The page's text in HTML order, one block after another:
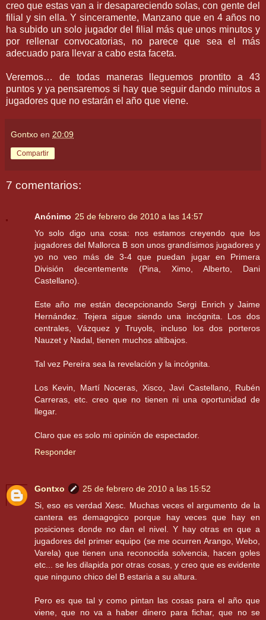
creo que estas van a ir desapareciendo solas, con gente del
filial y sin ella. Y sinceramente, Manzano que en 4 años no
ha subido un solo jugador del filial más que unos minutos y
por rellenar convocatorias, no parece que sea el más
adecuado para llevar a cabo esta faceta.
Veremos… de todas maneras lleguemos prontito a 43
puntos y ya pensaremos si hay que seguir dando minutos a
jugadores que no estarán el año que viene.
Gontxo en 20:09
Compartir
7 comentarios:
Anónimo 25 de febrero de 2010 a las 14:57
Yo solo digo una cosa: nos estamos creyendo que los
jugadores del Mallorca B son unos grandísimos jugadores y
yo no veo más de 3-4 que puedan jugar en Primera
División decentemente (Pina, Ximo, Alberto, Dani
Castellano).
Este año me están decepcionando Sergi Enrich y Jaime
Hernández. Tejera sigue siendo una incógnita. Los dos
centrales, Vázquez y Truyols, incluso los dos porteros
Nauzet y Nadal, tienen muchos altibajos.
Tal vez Pereira sea la revelación y la incógnita.
Los Kevin, Martí Noceras, Xisco, Javi Castellano, Rubén
Carreras, etc. creo que no tienen ni una oportunidad de
llegar.
Claro que es solo mi opinión de espectador.
Responder
Gontxo
25 de febrero de 2010 a las 15:52
Si, eso es verdad Xesc. Muchas veces el argumento de la
cantera es demagogico porque hay veces que hay en
posiciones donde no dan el nivel. Y hay otras en que a
jugadores del primer equipo (se me ocurren Arango, Webo,
Varela) que tienen una reconocida solvencia, hacen goles
etc... se les dilapida por otras cosas, y creo que es evidente
que ninguno chico del B estaria a su altura.
Pero es que tal y como pintan las cosas para el año que
viene, que no va a haber dinero para fichar, que no se